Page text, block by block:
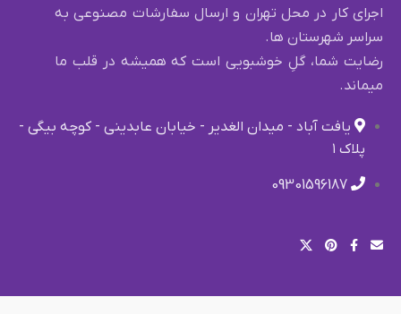
اجرای کار در محل تهران و ارسال سفارشات مصنوعی به
سراسر شهرستان ها.
رضایت شما، گلِ خوشبویی است که همیشه در قلب ما
میماند.
یافت آباد - میدان الغدیر - خیابان عابدینی - کوچه بیگی -
پلاک ۱
09301596187